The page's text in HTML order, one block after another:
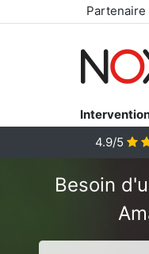
Partenaire
4.9/5
Besoin